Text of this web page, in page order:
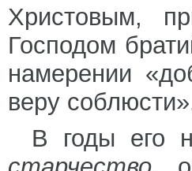
Христовым,
Господом
намерении
веру
В годы его